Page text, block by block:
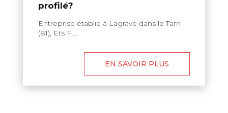
profilé?
Entreprise établie à Lagrave dans le Tarn
(81), Ets F....
EN SAVOIR PLUS